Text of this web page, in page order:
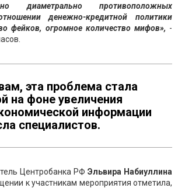
диаметрально противоположных
денежно-кредитной политики
фейков, огромное количество мифов», -
эта проблема стала
на фоне увеличения
информации
специалистов.
Центробанка РФ Эльвира Набиуллина
к участникам мероприятия отметила,